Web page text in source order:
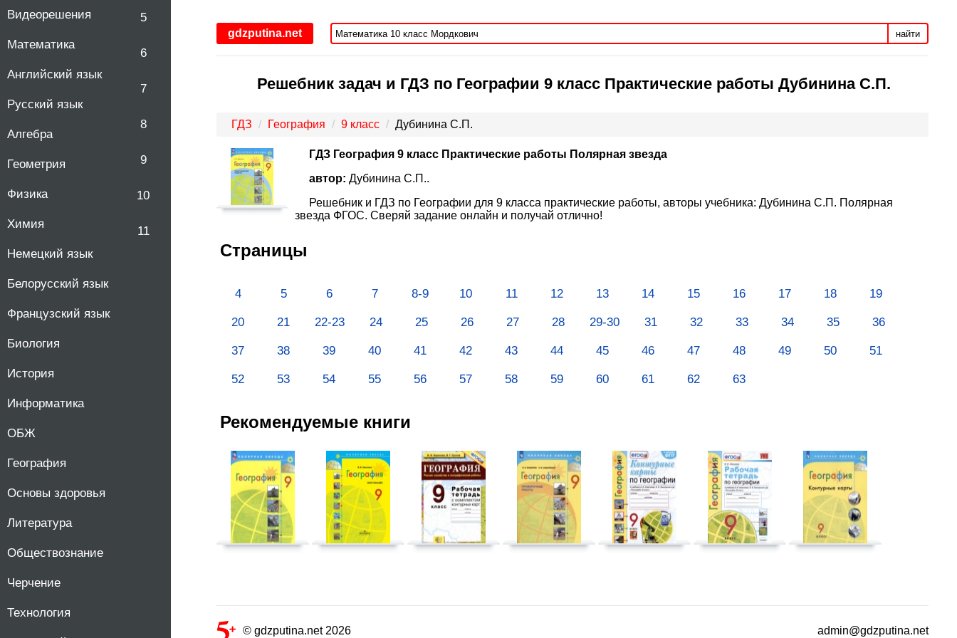
Видеорешения
Математика
Английский язык
Русский язык
Алгебра
Геометрия
Физика
Химия
Немецкий язык
Белорусский язык
Французский язык
Биология
История
Информатика
ОБЖ
География
Основы здоровья
Литература
Обществознание
Черчение
Технология
5
6
7
8
9
10
11
gdzputina.net найти
Решебник задач и ГДЗ по Географии 9 класс Практические работы Дубинина С.П.
ГДЗ География 9 класс Дубинина С.П.
ГДЗ География 9 класс Практические работы Полярная звезда
автор: Дубинина С.П..
Решебник и ГДЗ по Географии для 9 класса практические работы, авторы учебника: Дубинина С.П. Полярная
звезда ФГОС. Сверяй задание онлайн и получай отлично!
Страницы
4 5 6 7 8-9 10 11 12 13 14 15 16 17 18 19
20 21 22-23 24 25 26 27 28 29-30 31 32 33 34 35 36
37 38 39 40 41 42 43 44 45 46 47 48 49 50 51
52 53 54 55 56 57 58 59 60 61 62 63
Рекомендуемые книги
© gdzputina.net 2026 admin@gdzputina.net